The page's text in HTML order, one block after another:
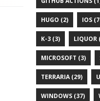
HUGO (2) IOS
K-3 (3) LIQUOR
MICROSOFT (3)
TERRARIA (29)
WINDOWS (37)